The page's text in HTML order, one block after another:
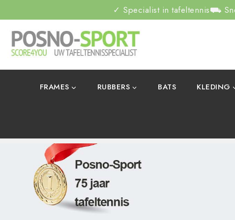
✓ Specialist in tafeltennis⛟
FRAMES RUBBERS BATS KLEDING